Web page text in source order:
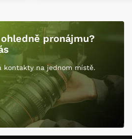
pronájmu?
kontakty na jednom místě.